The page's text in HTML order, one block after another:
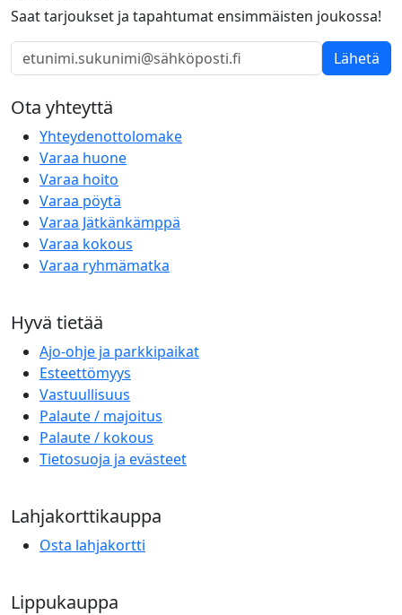
Saat tarjoukset ja tapahtumat ensimmäisten joukossa!
Lähetä
Ota yhteyttä
Yhteydenottolomake
Varaa huone
Varaa hoito
Varaa pöytä
Varaa Jätkänkämppä
Varaa kokous
Varaa ryhmämatka
Hyvä tietää
Ajo-ohje ja parkkipaikat
Esteettömyys
Vastuullisuus
Palaute / majoitus
Palaute / kokous
Tietosuoja ja evästeet
Lahjakorttikauppa
Osta lahjakortti
Lippukauppa